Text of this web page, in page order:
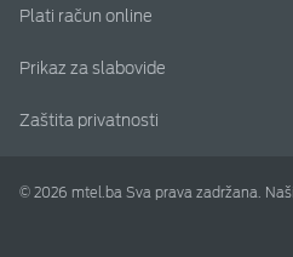
Plati račun online
Prikaz za slabovide
Zaštita privatnosti
© 2026 mtel.ba Sva prava zadržana.